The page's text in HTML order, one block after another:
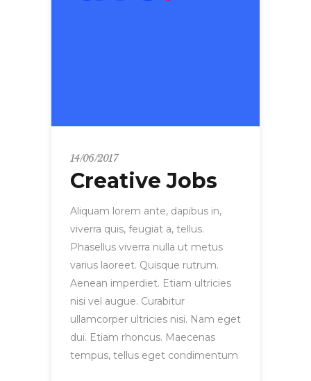
14/06/2017
Creative Jobs
Aliquam lorem ante, dapibus in,
viverra quis, feugiat a, tellus.
Phasellus viverra nulla ut metus
varius laoreet. Quisque rutrum.
Aenean imperdiet. Etiam ultricies
nisi vel augue. Curabitur
ullamcorper ultricies nisi. Nam eget
dui. Etiam rhoncus. Maecenas
tempus, tellus eget condimentum